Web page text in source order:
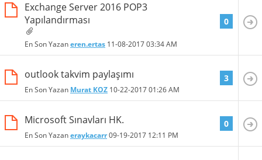
Exchange Server 2016 POP3
Yapılandırması
En Son Yazaneren.ertas 11-08-201703:34 AM
0
outlook takvim paylaşımı
En Son Yazan Murat KOZ 10-22-201701:26 AM
3
Microsoft Sınavları HK.
En Son Yazaneraykacarr09-19-2017 12:11 PM
0